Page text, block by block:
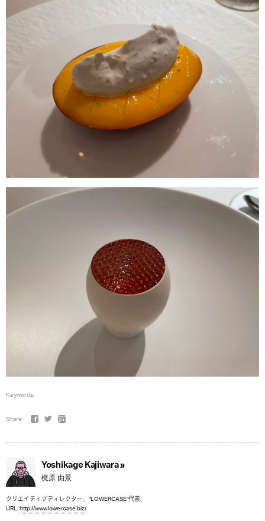
Keywords:
Share:
Yoshikage Kajiwara »
梶原 由景
クリエイティブディレクター。"LOWERCASE"代表。
URL:http://www.lowercase.biz/